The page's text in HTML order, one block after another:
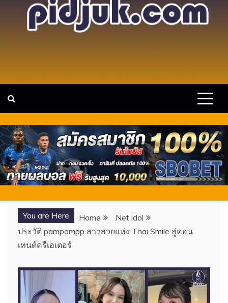
ดอล ดาว X TIKTOK ONLYFANS
ดาวTIKTOK พร้อมเปิดประการณ์ใหม่ๆ กับไอดอลสาวดาวดวง
You are Here Home
Net idol
ประวัติ pampampp สาวสวยแห่ง Thai Smile สู่คอน
เทนต์ครีเอเตอร์